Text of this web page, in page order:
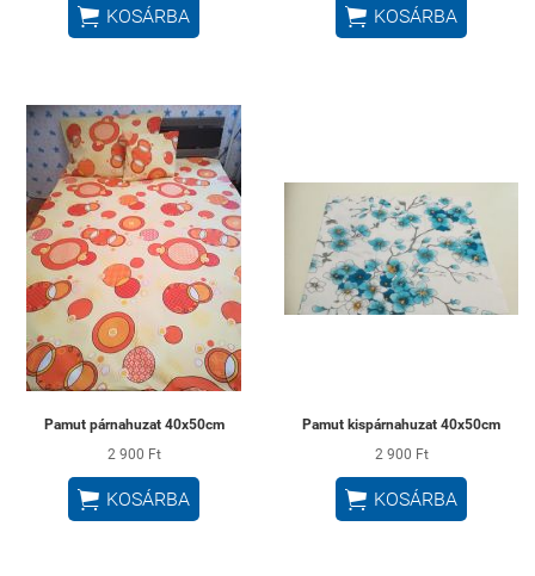
 KOSÁRBA  KOSÁRBA
Pamut párnahuzat 40x50cm
2 900 Ft
 KOSÁRBA
Pamut kispárnahuzat 40x50cm
2 900 Ft
 KOSÁRBA